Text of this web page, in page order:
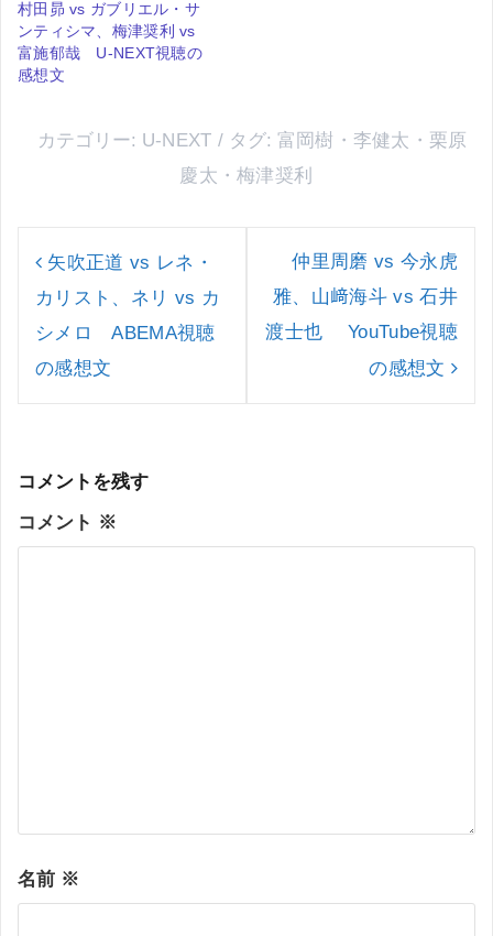
村田昴 vs ガブリエル・サ
ンティシマ、梅津奨利 vs
富施郁哉 U-NEXT視聴の
感想文
カテゴリー: U-NEXT タグ: 富岡樹 ・ 李健太 ・ 栗原
慶太 ・梅津奨利
稿
ナ
ビ
ゲ
ー
シ
矢吹正道 vs レネ・
カリスト、ネリ vs カ
シメロ ABEMA視聴
の感想文
仲里周磨 vs 今永虎
雅、山﨑海斗 vs 石井
渡士也 YouTube視聴
の感想文
コメントを残す
コメント ※
名前 ※